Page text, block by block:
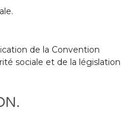
de la Convention
sociale et de la législation